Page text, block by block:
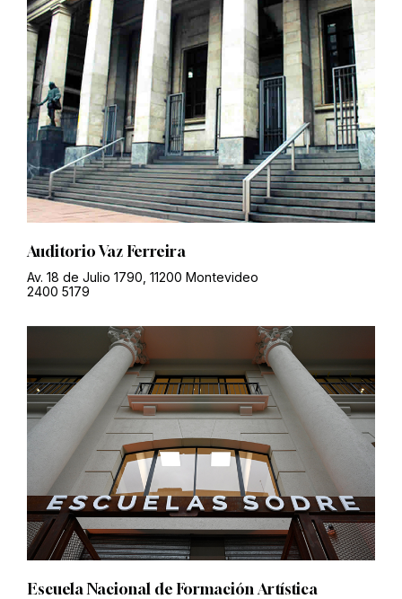
Auditorio Vaz Ferreira
Av. 18 de Julio 1790, 11200 Montevideo
2400 5179
Escuela Nacional de Formación Artística